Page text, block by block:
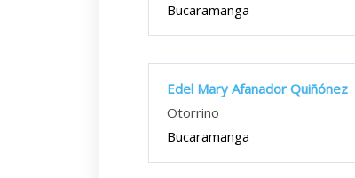
Bucaramanga
Edel Mary Afanador Quiñónez
Otorrino
Bucaramanga